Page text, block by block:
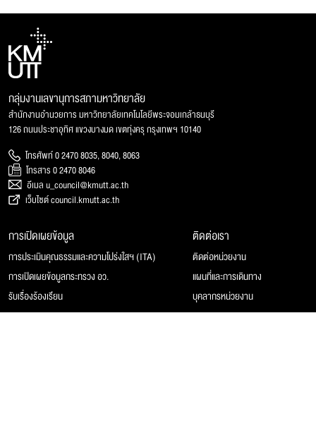
กลุ่มงานเลขานุการสภามหาวิทยาลัย
สำนักงานอำนวยการ มหาวิทยาลัยเทคโนโลยีพระจอมเกล้าธนบุรี
126 ถนนประชาอุทิศ แขวงบางมด เขตทุ่งครุ กรุงเทพฯ 10140
โทรศัพท์ 0 2470 8035, 8040, 8063
โทรสาร 0 2470 8046
อีเมล u_council@kmutt.ac.th
เว็บไซต์ council.kmutt.ac.th
การเปิดเผยข้อมูล
การประเมินคุณธรรมและความโปร่งใสฯ (ITA)
การเปิดเผยข้อมูลกระทรวง อว.
รับเรื่องร้องเรียน
ติดต่อเรา
ติดต่อหน่วยงาน
แผนที่และการเดินทาง
บุคลากรหน่วยงาน